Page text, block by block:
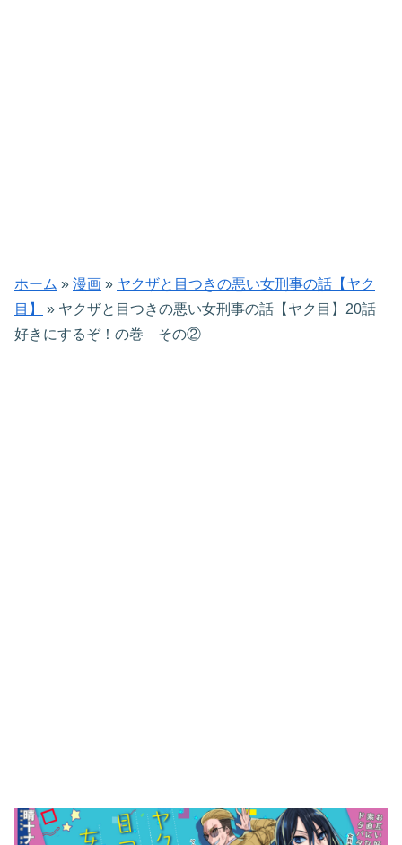
ホーム » 漫画 » ヤクザと目つきの悪い女刑事の話【ヤク
目】
» ヤクザと目つきの悪い女刑事の話【ヤク目】20話
好きにするぞ！の巻​ その②